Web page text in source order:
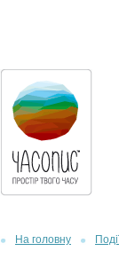
На головну